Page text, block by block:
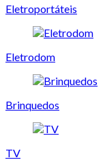
Eletroportáteis
Eletrodom
Brinquedos
TV